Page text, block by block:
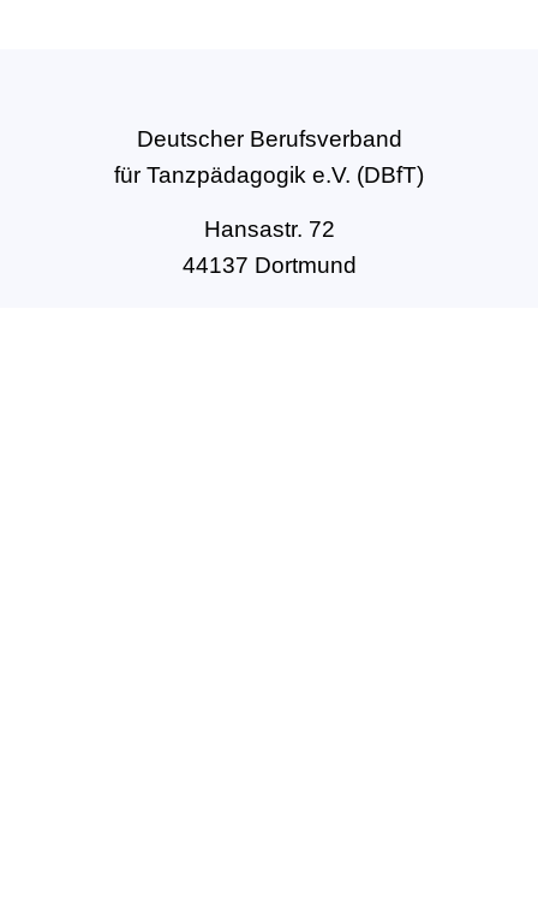
Deutscher Berufsverband
für Tanzpädagogik e.V. (DBfT)
Hansastr. 72
44137 Dortmund